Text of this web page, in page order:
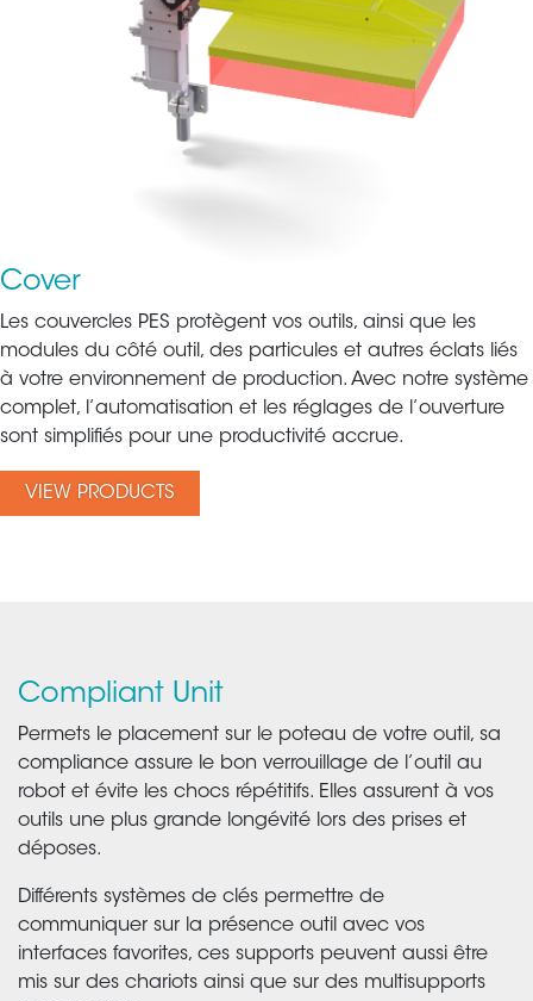
Cover
Les couvercles PES protègent vos outils, ainsi que les
modules du côté outil, des particules et autres éclats liés
à votre environnement de production. Avec notre système
complet, l’automatisation et les réglages de l’ouverture
sont simplifiés pour une productivité accrue.
VIEW PRODUCTS
Compliant Unit
Permets le placement sur le poteau de votre outil, sa
compliance assure le bon verrouillage de l’outil au
robot et évite les chocs répétitifs. Elles assurent à vos
outils une plus grande longévité lors des prises et
déposes.
Différents systèmes de clés permettre de
communiquer sur la présence outil avec vos
interfaces favorites, ces supports peuvent aussi être
mis sur des chariots ainsi que sur des multisupports